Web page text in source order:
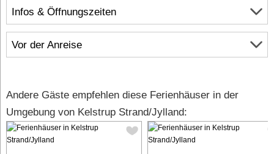
Infos & Öffnungszeiten
Vor der Anreise
Andere Gäste empfehlen diese Ferienhäuser in der
Umgebung von Kelstrup Strand/Jylland: